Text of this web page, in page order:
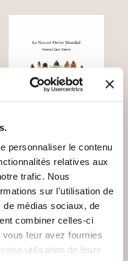
personnaliser le contenu
relatives aux
trafic. Nous
sur l'utilisation de
médias sociaux, de
combiner celles-ci
leur avez fournies
utilisation de leurs
(0 avis)
LE NOUVEL ORDRE
MONDIAL